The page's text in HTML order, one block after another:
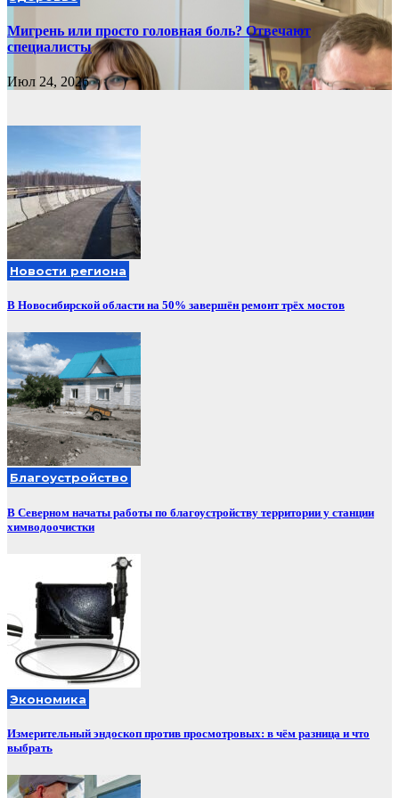
Мигрень или просто головная боль? Отвечают
специалисты
Июл 24, 2026
Новости региона
В Новосибирской области на 50% завершён ремонт трёх мостов
Благоустройство
В Северном начаты работы по благоустройству территории у станции
химводоочистки
Экономика
Измерительный эндоскоп против просмотровых: в чём разница и что
выбрать